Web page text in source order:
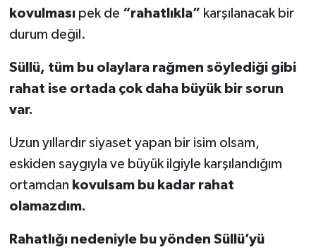
kovulmasıpek de “rahatlıkla” karşılanacak bir
durum değil.
Süllü, tüm bu olaylara rağmen söylediği gibi
rahat ise ortada çok daha büyük bir sorun
var.
Uzun yıllardır siyaset yapan bir isim olsam,
eskiden saygıyla ve büyük ilgiyle karşılandığım
ortamdan kovulsam bu kadar rahat
olamazdım.
Rahatlığı nedeniyle bu yönden Süllü’yü